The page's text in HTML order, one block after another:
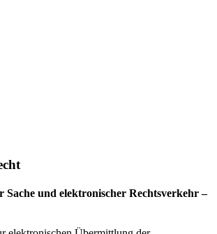
Sache und elektronischer Rechtsverkehr –